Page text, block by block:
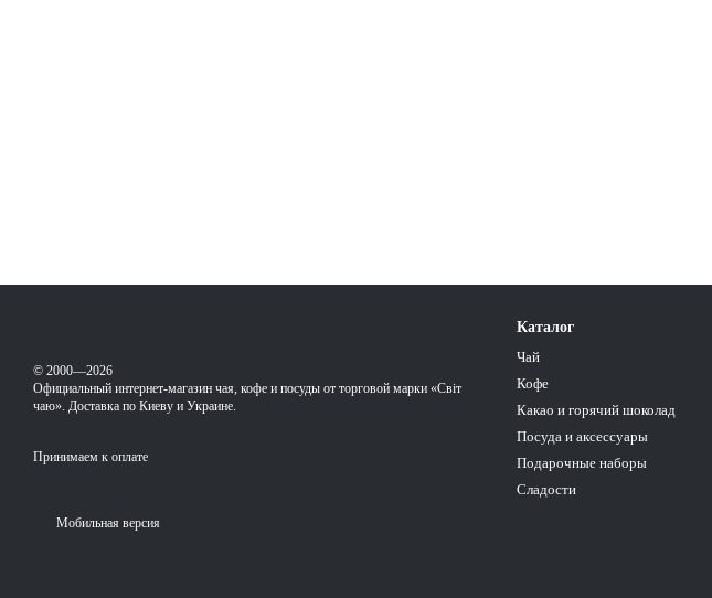
© 2000—2026
Официальный интернет-магазин чая, кофе и посуды от торговой марки «Світ
чаю». Доставка по Киеву и Украине.
Принимаем к оплате
Мобильная версия
Каталог
Чай
Кофе
Какао и горячий шоколад
Посуда и аксессуары
Подарочные наборы
Сладости